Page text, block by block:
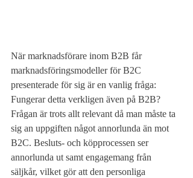
När marknadsförare inom B2B får
marknadsföringsmodeller för B2C
presenterade för sig är en vanlig fråga:
Fungerar detta verkligen även på B2B?
Frågan är trots allt relevant då man måste ta
sig an uppgiften något annorlunda än mot
B2C. Besluts- och köpprocessen ser
annorlunda ut samt engagemang från
säljkår, vilket gör att den personliga